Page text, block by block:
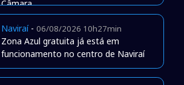
Câmara
Naviraí- 06/08/2026 10h27min
Zona Azul gratuita já está em
funcionamento no centro de Naviraí